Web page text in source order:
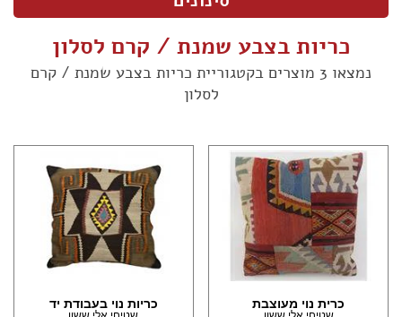
(2)
(1)
כריות בצבע שמנת / קרם לסלון
נמצאו 3 מוצרים בקטגוריית כריות בצבע שמנת / קרם
לסלון
כרית נוי מעוצבת כריות נוי בעבודת יד
התאמה לכבדי ראיה
תצוגה רגילה
Aא Aא
הצהרת נגישות